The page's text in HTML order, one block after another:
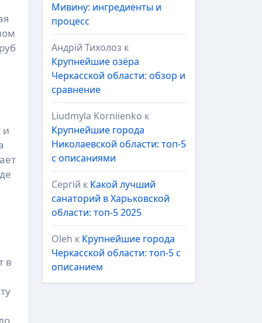
и
в
Мивину: ингредиенты и
процесс
Андрій Тихолоз к
Крупнейшие озёра
Черкасской области: обзор и
сравнение
Liudmyla Korniienko к
Крупнейшие города
Николаевской области: топ-5
с описаниями
Сергій к Какой лучший
санаторий в Харьковской
области: топ-5 2025
Oleh к Крупнейшие города
Черкасской области: топ-5 с
описанием